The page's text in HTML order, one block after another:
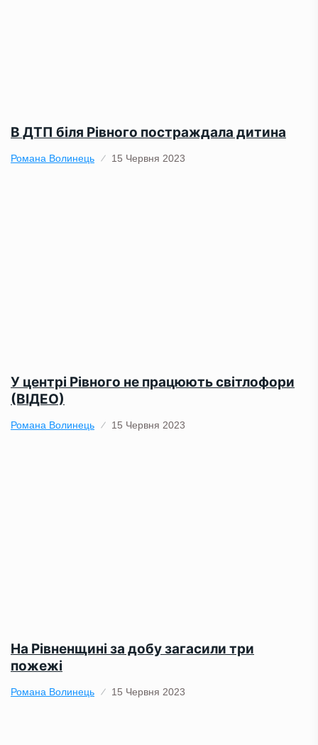
В ДТП біля Рівного постраждала дитина
Романа Волинець 15 Червня 2023
У центрі Рівного не працюють світлофори
(ВІДЕО)
Романа Волинець 15 Червня 2023
На Рівненщині за добу загасили три
пожежі
Романа Волинець 15 Червня 2023